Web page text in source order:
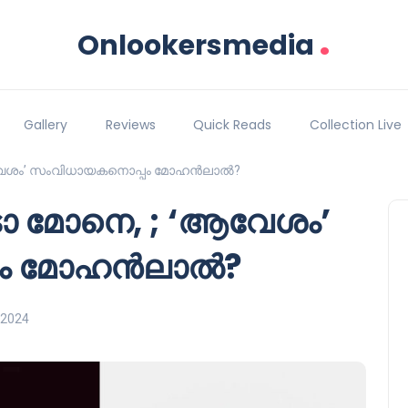
Onlookersmedia .
Gallery Reviews Quick Reads Collection Live
സംവിധായകനൊപ്പം മോഹൻലാൽ?
മോനെ, ; ‘ആവേശം’
മോഹൻലാൽ?